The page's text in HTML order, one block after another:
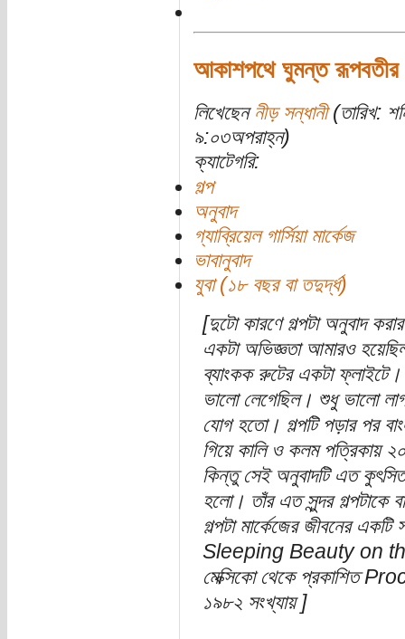
আকাশপথে ঘুমন্ত রূপবতীর
লিখেছেন নীড় সন্ধানী(তারিখ:
৯:০৩অপরাহ্ন)
ক্যাটেগরি:
গল্প
অনুবাদ
গ্যাব্রিয়েল গার্সিয়া মার্কেজ
ভাবানুবাদ
যুবা (১৮ বছর বা তদুর্দ্ধ)
[দুটো কারণে গল্পটা অনুবাদ
একটা অভিজ্ঞতা আমারও
ব্যাংকক রুটের একটা ফ্লাইটে।
ভালো লেগেছিল। শুধু ভালো
যোগ হতো। গল্পটি পড়ার পর
গিয়ে কালি ও কলম পত্রিকায়
কিন্তু সেই অনুবাদটি এত
হলো। তাঁর এত সুন্দর গল্পটাকে
গল্পটা মার্কেজের জীবনের একটি
Sleeping Beauty on the
মেক্সিকো থেকে প্রকাশিত
১৯৮২ সংখ্যায় ]